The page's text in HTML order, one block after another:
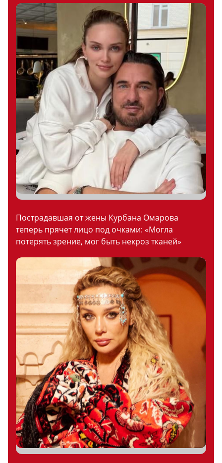
Пострадавшая от жены Курбана Омарова
теперь прячет лицо под очками: «Могла
потерять зрение, мог быть некроз тканей»